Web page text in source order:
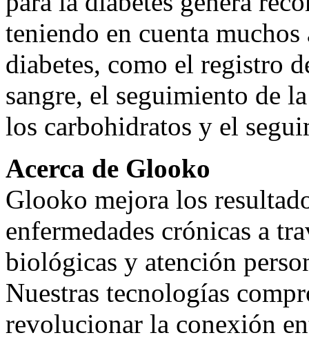
teniendo en cuenta
diabetes, como el registro
sangre, el seguimiento de
los carbohidratos y el
Acerca de Glooko
Glooko mejora los
enfermedades crónicas a
biológicas y atención
Nuestras tecnologías
revolucionar la conexión